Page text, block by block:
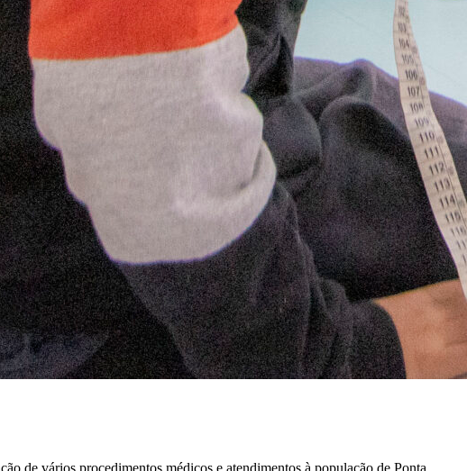
de vários procedimentos médicos e atendimentos à população de Ponta